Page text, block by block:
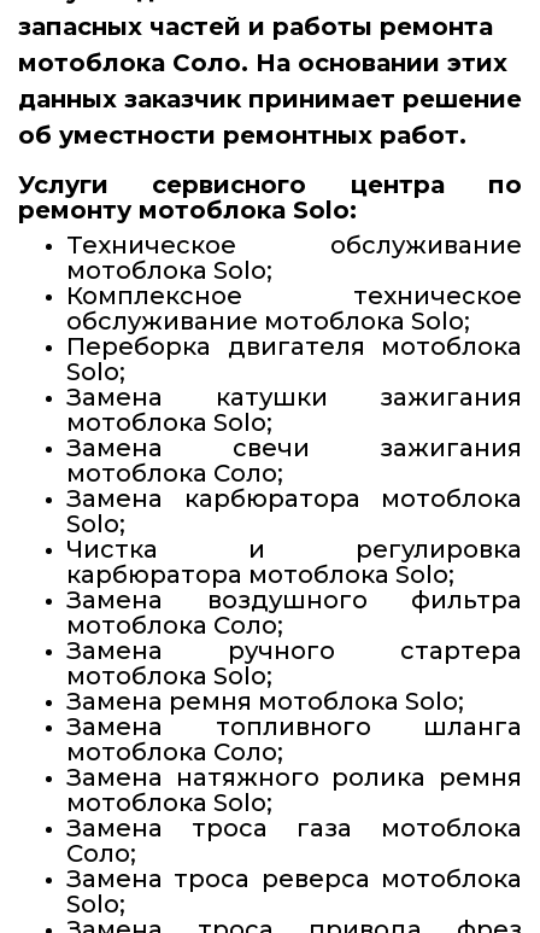
запасных частей и работы ремонта
мотоблока Соло. На основании этих
данных заказчик принимает решение
об уместности ремонтных работ.
Услуги сервисного центра по
ремонту мотоблока Solo:
Техническое обслуживание
мотоблока Solo;
Комплексное техническое
обслуживание мотоблока Solo;
Переборка двигателя мотоблока
Solo;
Замена катушки зажигания
мотоблока Solo;
Замена свечи зажигания
мотоблока Соло;
Замена карбюратора мотоблока
Solo;
Чистка и регулировка
карбюратора мотоблока Solo;
Замена воздушного фильтра
мотоблока Соло;
Замена ручного стартера
мотоблока Solo;
Замена ремня мотоблока Solo;
Замена топливного шланга
мотоблока Соло;
Замена натяжного ролика ремня
мотоблока Solo;
Замена троса газа мотоблока
Соло;
Замена троса реверса мотоблока
Solo;